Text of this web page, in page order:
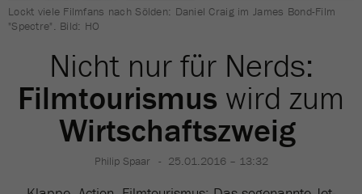
Lockt viele Filmfans nach Sölden: Daniel Craig im James Bond-Film
"Spectre". Bild: HO
Nicht nur für Nerds:
Filmtourismus wird zum
Wirtschaftszweig
Philip Spaar 25.01.2016 – 13:32